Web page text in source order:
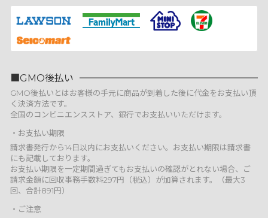
GMO後払い
GMO後払いとはお客様の手元に商品が到着した後に代金をお支払い頂
く決済方法です。
全国のコンビニエンスストア、銀行でお支払いいただけます。
お支払い期限
請求書発行から14日以内にお支払いください。お支払い期限は請求書
にも記載しております。
お支払い期限を一定期間過ぎてもお支払いの確認がとれない場合、ご
請求金額に回収事務手数料297円（税込）が加算されます。（最大3
回、合計891円）
ご注意